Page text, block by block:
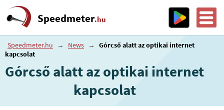
Speedmeter.hu
Speedmeter.hu → News →
Górcső alatt az optikai internet
kapcsolat
Górcső alatt az optikai internet
kapcsolat